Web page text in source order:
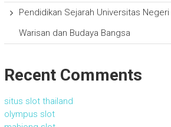
Pendidikan Sejarah Universitas
Warisan dan Budaya Bangsa
Recent Comments
situs slot thailand
olympus slot